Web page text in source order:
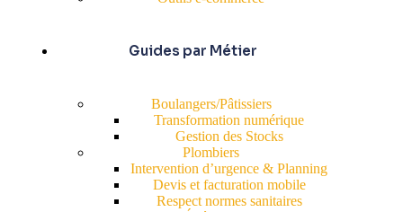
Guides par Métier
Boulangers/Pâtissiers
Transformation numérique
Gestion des Stocks
Plombiers
Intervention d’urgence & Planning
Devis et facturation mobile
Respect normes sanitaires